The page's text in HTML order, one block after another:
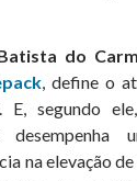
do
, define o
E, segundo
na elevação